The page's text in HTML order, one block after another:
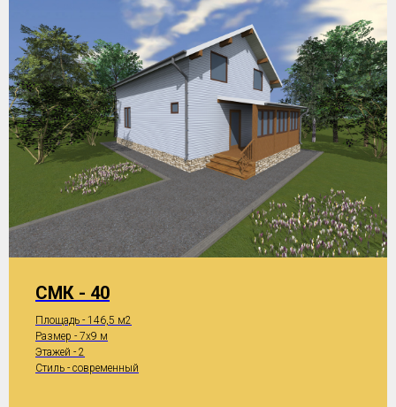
СМК - 40
Площадь - 146,5 м2
Размер - 7x9 м
Этажей - 2
Стиль - современный